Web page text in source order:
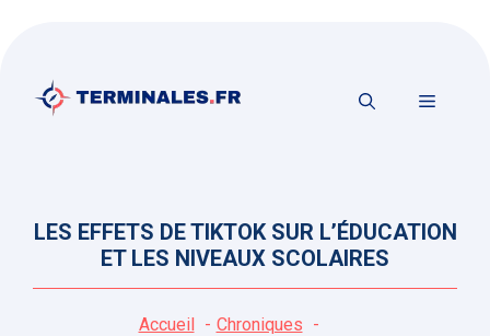
contenu
MENU
LES EFFETS DE TIKTOK SUR L’ÉDUCATION
ET LES NIVEAUX SCOLAIRES
Accueil
Chroniques